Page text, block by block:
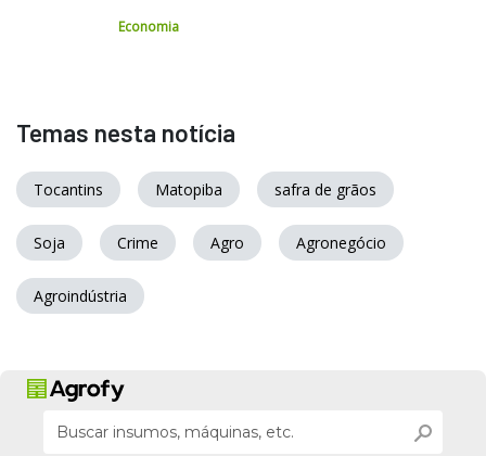
Economia
Temas nesta notícia
Tocantins Matopiba safra de grãos
Soja Crime Agro Agronegócio
Agroindústria